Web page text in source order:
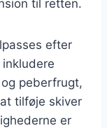
til retten.
efter
peberfrugt,
tilføje skiver
er